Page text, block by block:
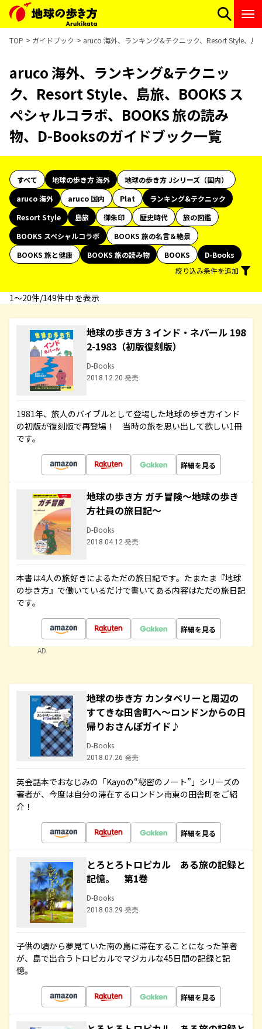
TOP ガイドブック aruco 海外、ランキング&テクニック、Resort Style、
aruco 海外、ランキング&テクニッ
ク、Resort Style、島旅、BOOKS ス
ペシャルコラボ、BOOKS 旅の読み
物、D-Booksのガイドブック一覧
すべて 地球の歩き方 海外
地球の歩き方 Jシリーズ（国内）
aruco 海外
aruco 国内 Plat
ランキング&テクニック
Resort Style
島旅 御朱印 歴史時代
旅の図鑑
BOOKS スペシャルコラボ
BOOKS 旅の名言＆絶景
BOOKS 旅と健康
BOOKS 旅の読み物 BOOKS
D-Books
絞り込み条件を追加
1〜20件/149件中 を表示
地球の歩き方 3 インド・ネパール 198
2-1983（初版復刻版）
D-Books
2018.12.20 発売
1981年、旅人のバイブルとして登場した地球の歩き方インド
の初版が復刻版で再登場！ 当時の旅を思い出して欲しい1冊
です。
詳細を見る
地球の歩き方 ガチ冒険～地球の歩き
方社員の旅日記～
D-Books
2018.04.12 発売
本書は4人の旅好きによるただの旅日記です。たまたま『地球
の歩き方』で働いているだけで書いてある内容はただの旅日記
です。
詳細を見る
AD
地球の歩き方 カンタベリーと周辺の
すてきな田舎町へ～ロンドンからの日
帰りおさんぽガイド♪
D-Books
2018.07.26 発売
英会話本でおなじみの「Kayoの“秘密のノート”」シリーズの
著者が、今度は自分の滞在するロンドン南東の田舎町をご紹
介！
詳細を見る
とろとろトロピカル ある旅の記録と
記憶。 第1巻
D-Books
2018.03.29 発売
子供の頃から夢見ていた南の島に滞在することになった筆者
が、島で出合うトロピカルでマジカルな45日間の記録と記
憶。
詳細を見る